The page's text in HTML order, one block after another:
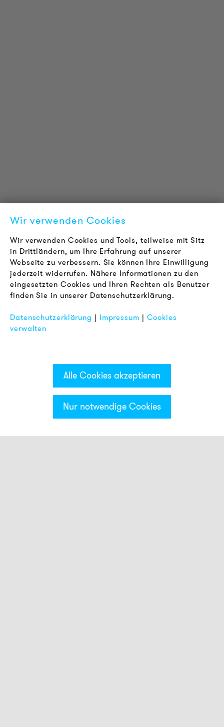
Kategorien & Filter
Karriere
Newsletter
RECHTLICHES
AGB
Datenschutz
FAQ
Wir verwenden Cookies
Wir verwenden Cookies und Tools, teilweise mit Sitz
in Drittländern, um Ihre Erfahrung auf unserer
Webseite zu verbessern. Sie können Ihre Einwilligung
jederzeit widerrufen. Nähere Informationen zu den
eingesetzten Cookies und Ihren Rechten als Benutzer
finden Sie in unserer Datenschutzerklärung.
Datenschutzerklärung | Impressum | Cookies
verwalten
Alle Cookies akzeptieren
Nur notwendige Cookies